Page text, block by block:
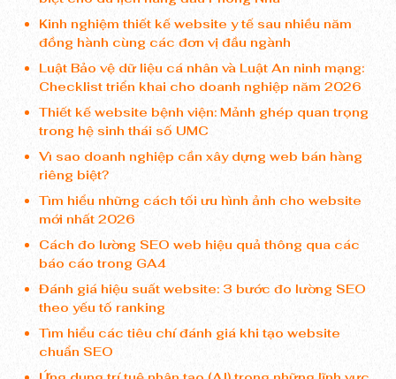
Kinh nghiệm thiết kế website y tế sau nhiều năm
đồng hành cùng các đơn vị đầu ngành
Luật Bảo vệ dữ liệu cá nhân và Luật An ninh mạng:
Checklist triển khai cho doanh nghiệp năm 2026
Thiết kế website bệnh viện: Mảnh ghép quan trọng
trong hệ sinh thái số UMC
Vì sao doanh nghiệp cần xây dựng web bán hàng
riêng biệt?
Tìm hiểu những cách tối ưu hình ảnh cho website
mới nhất 2026
Cách đo lường SEO web hiệu quả thông qua các
báo cáo trong GA4
Đánh giá hiệu suất website: 3 bước đo lường SEO
theo yếu tố ranking
Tìm hiểu các tiêu chí đánh giá khi tạo website
chuẩn SEO